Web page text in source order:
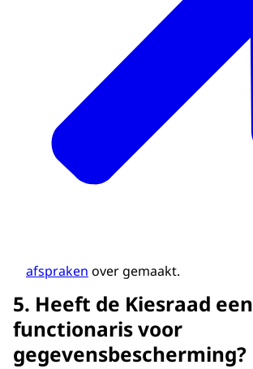
afspraken over gemaakt.
5. Heeft de Kiesraad een
functionaris voor
gegevensbescherming?